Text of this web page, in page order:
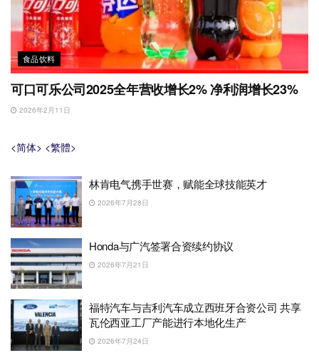
食品饮料
可口可乐公司2025全年营收增长2% 净利润增长23%
2026年2月11日
<简体> <繁體>
林肯电气携手世赛，赋能全球技能英才
2026年7月28日
Honda与广汽签署合资续约协议
2026年7月21日
福特汽车与吉利汽车成立西班牙合资公司 共享
瓦伦西亚工厂产能进行本地化生产
2026年7月24日